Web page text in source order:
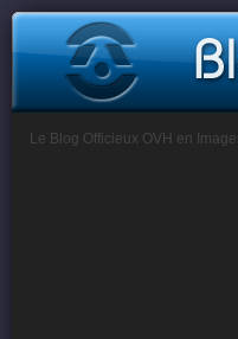
Le Blog Officieux OVH en